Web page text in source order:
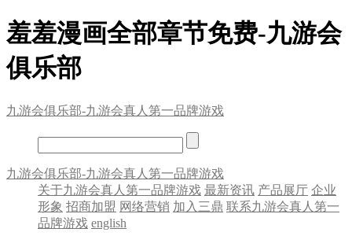
羞羞漫画全部章节免费-九游会
俱乐部
九游会俱乐部-九游会真人第一品牌游戏
九游会俱乐部-九游会真人第一品牌游戏
关于九游会真人第一品牌游戏 最新资讯 产品展厅 企业
形象 招商加盟 网络营销 加入三鼎 联系九游会真人第一
品牌游戏 english